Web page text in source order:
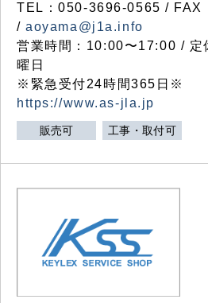
TEL：050-3696-0565 / FAX
/aoyama@j1a.info
営業時間：10:00〜17:00 / 定
曜日
※緊急受付24時間365日※
https://www.as-jla.jp
販売可 工事・取付可